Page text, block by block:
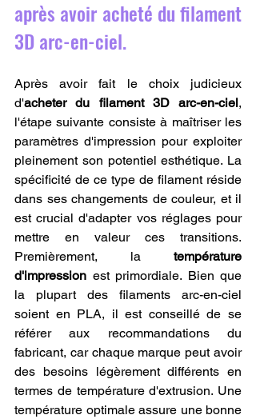
après avoir acheté du filament
3D arc-en-ciel.
Après avoir fait le choix judicieux
d'acheter du filament 3D arc-en-ciel,
l'étape suivante consiste à maîtriser les
paramètres d'impression pour exploiter
pleinement son potentiel esthétique. La
spécificité de ce type de filament réside
dans ses changements de couleur, et il
est crucial d'adapter vos réglages pour
mettre en valeur ces transitions.
Premièrement, la température
d'impression est primordiale. Bien que
la plupart des filaments arc-en-ciel
soient en PLA, il est conseillé de se
référer aux recommandations du
fabricant, car chaque marque peut avoir
des besoins légèrement différents en
termes de température d'extrusion. Une
température optimale assure une bonne